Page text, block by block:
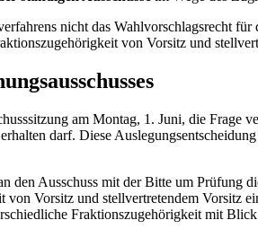
nicht das Wahlvorschlagsrecht
von Vorsitz und
am Montag, 1. Juni, die
darf. Diese
Ausschuss mit der Bitte um Prüfung
Vorsitz und stellvertretendem Vorsitz
Fraktionszugehörigkeit mit